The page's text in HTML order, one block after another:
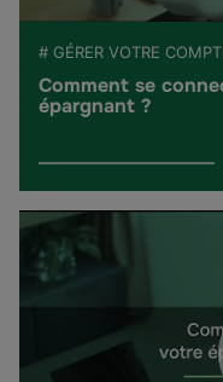
# GÉRER VOTRE
Comment se
épargnant ?